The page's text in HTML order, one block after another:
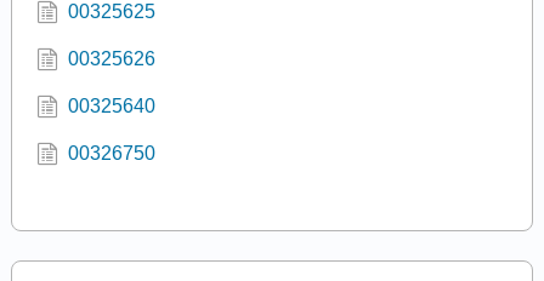
00325625
00325626
00325640
00326750